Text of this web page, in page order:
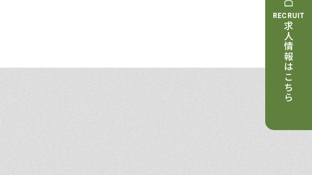
RECRUIT
求人情報はこちら